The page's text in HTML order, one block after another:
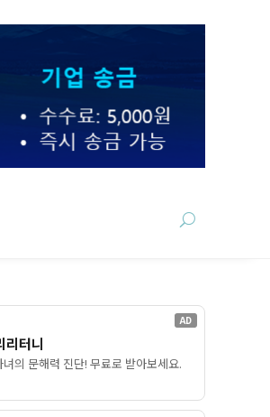
AD
리터니
녀의 문해력 진단! 무료로 받아보세요.